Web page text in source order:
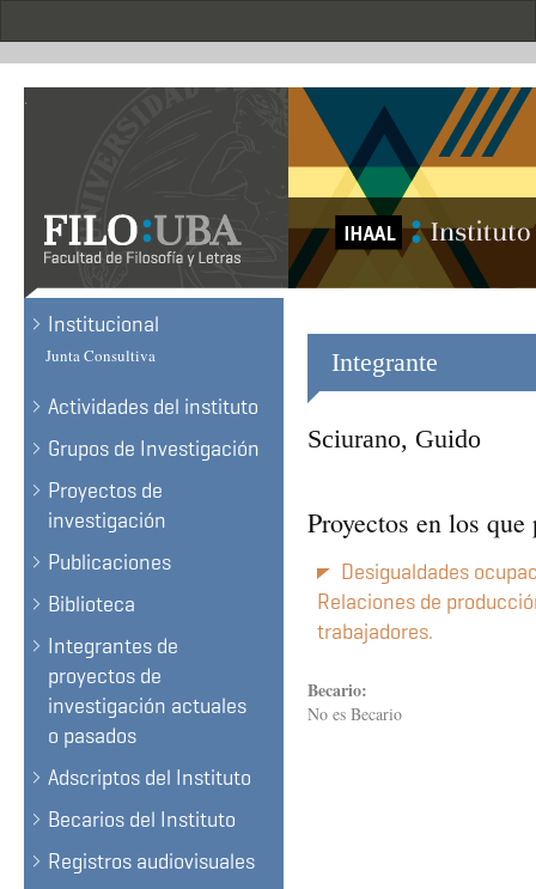
.
Institucional
Junta Consultiva
Actividades del instituto
Grupos de Investigación
Proyectos de
investigación
Publicaciones
Biblioteca
Integrantes de
proyectos de
investigación actuales
o pasados
Adscriptos del Instituto
Becarios del Instituto
Registros audiovisuales
Integrante
Sciurano, Guido
Proyectos en los
Desigualdades
Relaciones de
trabajadores.
Becario:
No es Becario